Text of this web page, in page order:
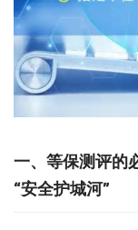
一、等保测评的
“安全护城河”